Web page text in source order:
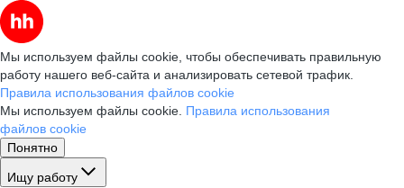
Мы используем файлы cookie, чтобы обеспечивать правильную
работу нашего веб-сайта и анализировать сетевой трафик.
Правила использования файлов cookie
Мы используем файлы cookie. Правила использования
файлов cookie
Понятно
Ищу работу